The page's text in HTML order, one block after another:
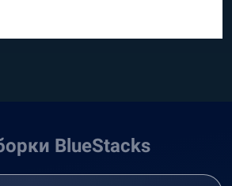
BlueStacks